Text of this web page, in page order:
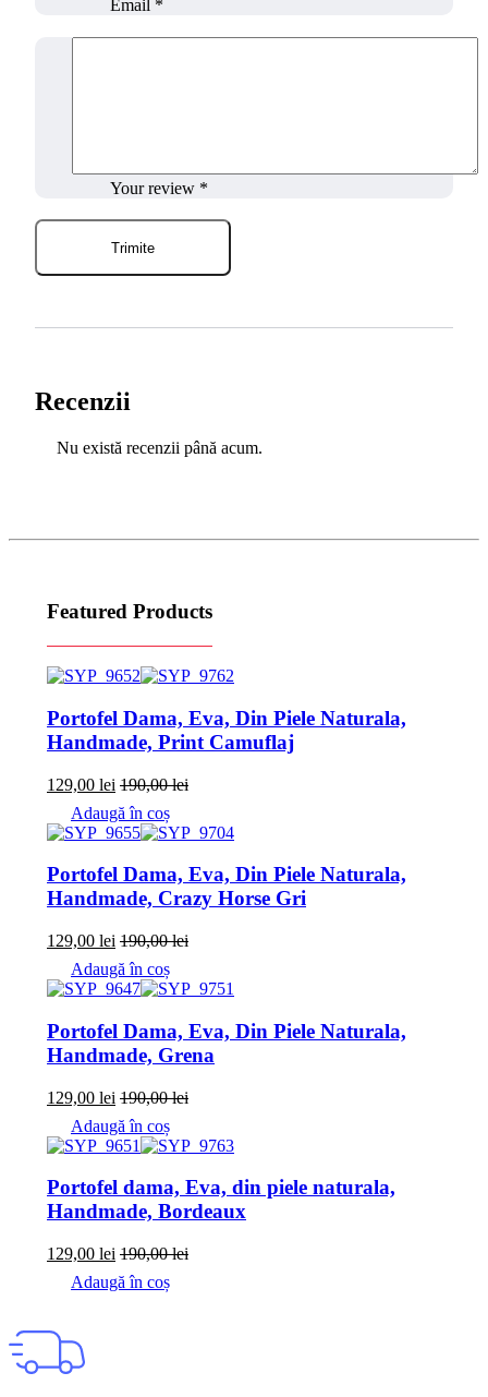
Recenzii
Nu există recenzii până acum.
Email *
Your review *
Featured Products
Portofel Dama, Eva, Din Piele Naturala,
Handmade, Print Camuflaj
129,00 lei 190,00lei
Adaugă în coș
Portofel Dama, Eva, Din Piele Naturala,
Handmade, Crazy Horse Gri
129,00 lei 190,00lei
Adaugă în coș
Portofel Dama, Eva, Din Piele Naturala,
Handmade, Grena
129,00 lei 190,00lei
Adaugă în coș
Portofel dama, Eva, din piele naturala,
Handmade, Bordeaux
129,00 lei 190,00lei
Adaugă în coș